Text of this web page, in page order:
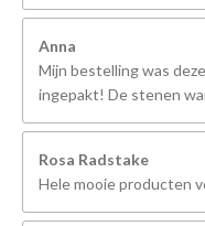
Anna
Mijn bestelling was
ingepakt! De stenen
Rosa Radstake
Hele mooie producten